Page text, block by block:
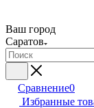
Ваш город
Саратов
Сравнение0
Избранные